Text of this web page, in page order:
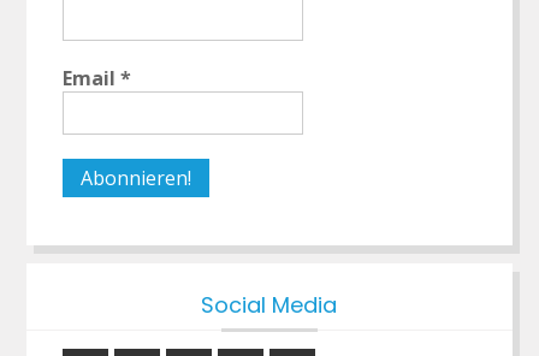
Email *
Social Media